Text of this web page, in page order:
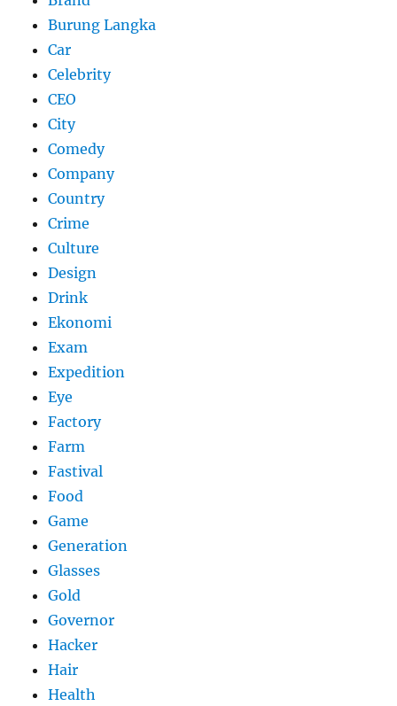
Burung Langka
Car
Celebrity
CEO
City
Comedy
Company
Country
Crime
Culture
Design
Drink
Ekonomi
Exam
Expedition
Eye
Factory
Farm
Fastival
Food
Game
Generation
Glasses
Gold
Governor
Hacker
Hair
Health